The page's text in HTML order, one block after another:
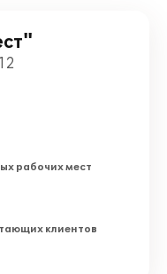
рабочих мест
клиентов